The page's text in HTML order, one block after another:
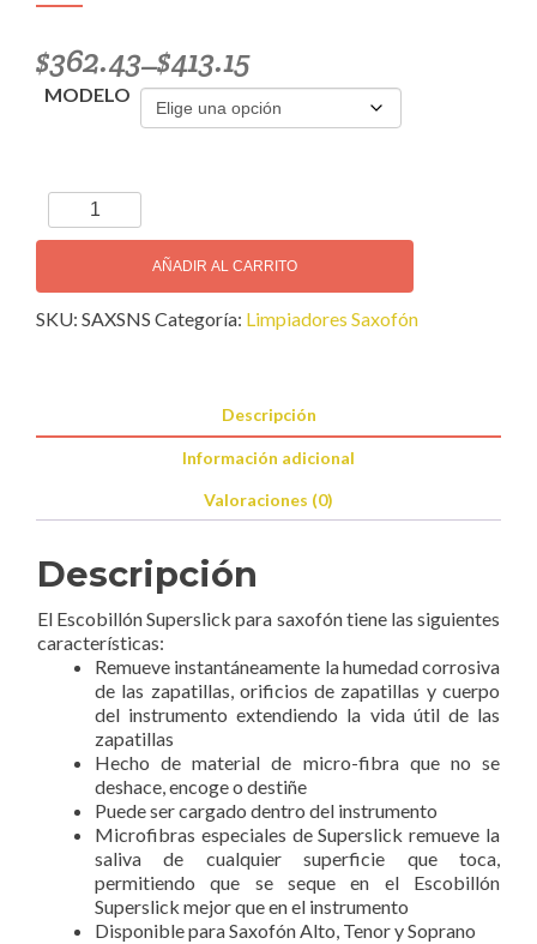
$362.43–$413.15
MODELO
Superslick
Escobillón
Saxofón
cantidad
AÑADIR AL CARRITO
SKU: SAXSNS Categoría: Limpiadores Saxofón
Descripción
Información adicional
Valoraciones (0)
Descripción
El Escobillón Superslick para saxofón tiene las siguientes
características:
Remueve instantáneamente la humedad corrosiva
de las zapatillas, orificios de zapatillas y cuerpo
del instrumento extendiendo la vida útil de las
zapatillas
Hecho de material de micro-fibra que no se
deshace, encoge o destiñe
Puede ser cargado dentro del instrumento
Microfibras especiales de Superslick remueve la
saliva de cualquier superficie que toca,
permitiendo que se seque en el Escobillón
Superslick mejor que en el instrumento
Disponible para Saxofón Alto, Tenor y Soprano